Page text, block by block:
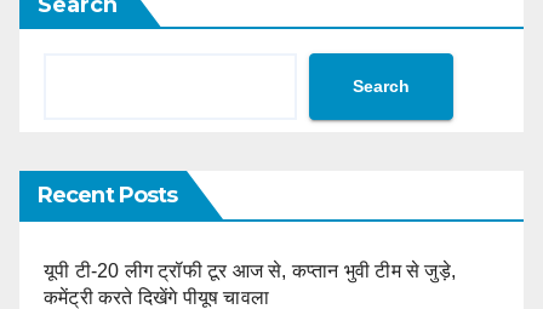
Search
Recent Posts
यूपी टी-20 लीग ट्रॉफी टूर आज से, कप्तान भुवी टीम से जुड़े,
कमेंट्री करते दिखेंगे पीयूष चावला